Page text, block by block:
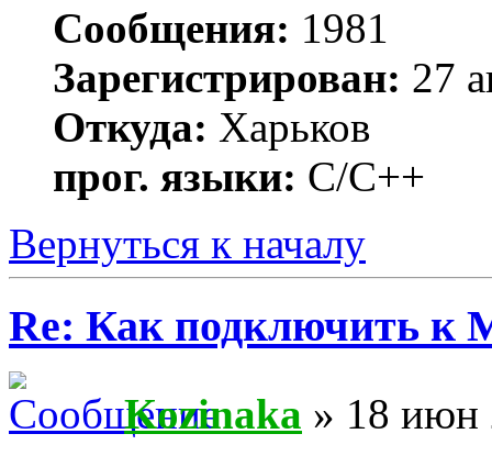
Сообщения: 1981
Зарегистрирован: 27
Откуда: Харьков
прог. языки: С/С++
Вернуться к началу
Re: Как подключить к
Kozinaka » 18 июн